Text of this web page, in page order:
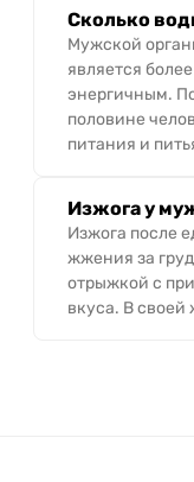
Сколько
Мужской
является
энергичным.
половине
питания и
Изжога у
Изжога после
жжения за
отрыжкой с
вкуса. В своей